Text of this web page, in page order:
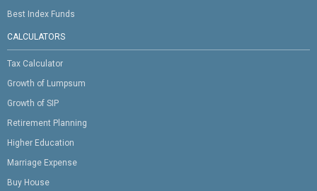
Best Index Funds
CALCULATORS
Tax Calculator
Growth of Lumpsum
Growth of SIP
Retirement Planning
Higher Education
Marriage Expense
Buy House